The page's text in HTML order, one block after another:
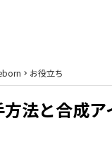
お役立ち
法と合成